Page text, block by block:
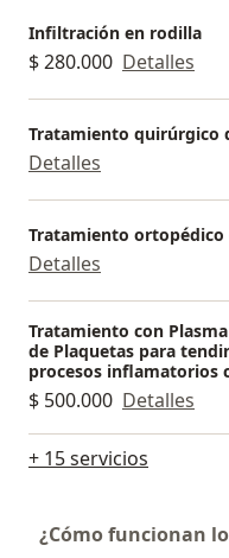
Infiltración en rodilla
$ 280.000 Detalles
Tratamiento quirúrgico
Detalles
Tratamiento ortopédico
Detalles
Tratamiento con
de Plaquetas para
procesos inflamatorios
$ 500.000 Detalles
+ 15 servicios
¿Cómo funcionan